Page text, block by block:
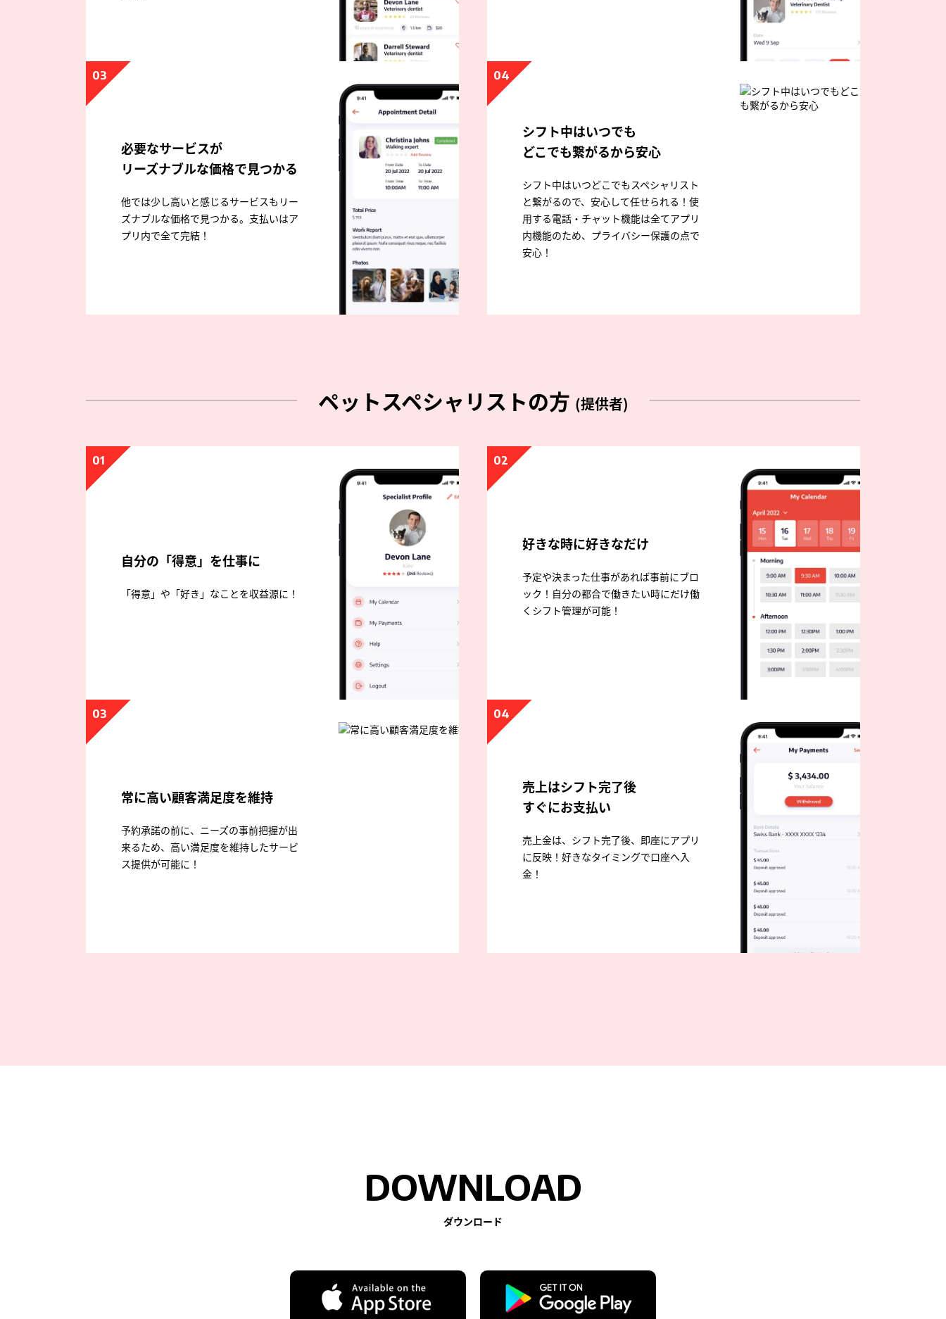
03
必要なサービスが
リーズナブルな価格で見つかる
他では少し高いと感じるサービスもリー
ズナブルな価格で見つかる。支払いはア
プリ内で全て完結！
04
シフト中はいつでも
どこでも繋がるから安心
シフト中はいつどこでもスペシャリスト
と繋がるので、安心して任せられる！使
用する電話・チャット機能は全てアプリ
内機能のため、プライバシー保護の点で
安心！
ペットスペシャリストの方 (提供者)
01
自分の「得意」を仕事に
「得意」や「好き」なことを収益源に！
02
好きな時に好きなだけ
予定や決まった仕事があれば事前にブロ
ック！自分の都合で働きたい時にだけ働
くシフト管理が可能！
03
常に高い顧客満足度を維持
予約承諾の前に、ニーズの事前把握が出
来るため、高い満足度を維持したサービ
ス提供が可能に！
04
売上はシフト完了後
すぐにお支払い
売上金は、シフト完了後、即座にアプリ
に反映！好きなタイミングで口座へ入
金！
DOWNLOAD
ダウンロード